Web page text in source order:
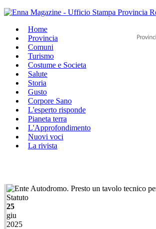
Home
Provincia
Comuni
Turismo
Costume e Societa
Salute
Storia
Gusto
Corpore Sano
L'esperto risponde
Pianeta terra
L'Approfondimento
Nuovi voci
La rivista
25
giu
2025